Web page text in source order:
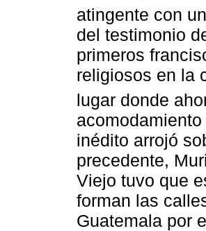
atingente con
del testimonio
primeros
religiosos en la
lugar donde
inédito arrojó
precedente,
Viejo tuvo que
forman las
Guatemala por